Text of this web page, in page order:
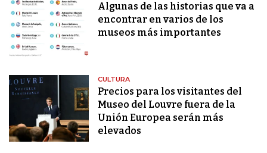
Algunas de las historias que va a
encontrar en varios de los
museos más importantes
CULTURA
Precios para los visitantes del
Museo del Louvre fuera de la
Unión Europea serán más
elevados